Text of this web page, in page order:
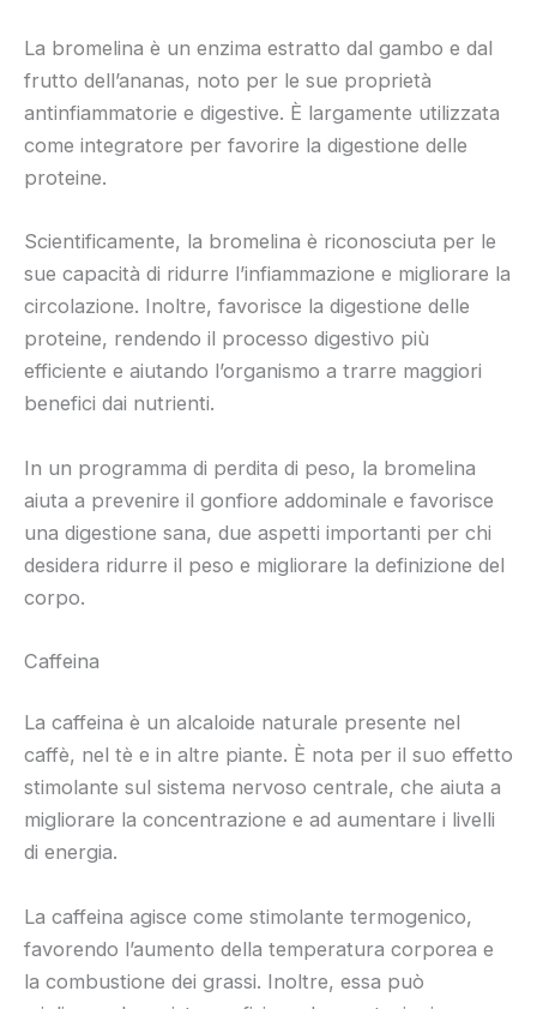
La bromelina è un enzima estratto dal gambo e dal
frutto dell’ananas, noto per le sue proprietà
antinfiammatorie e digestive. È largamente utilizzata
come integratore per favorire la digestione delle
proteine.
Scientificamente, la bromelina è riconosciuta per le
sue capacità di ridurre l’infiammazione e migliorare la
circolazione. Inoltre, favorisce la digestione delle
proteine, rendendo il processo digestivo più
efficiente e aiutando l’organismo a trarre maggiori
benefici dai nutrienti.
In un programma di perdita di peso, la bromelina
aiuta a prevenire il gonfiore addominale e favorisce
una digestione sana, due aspetti importanti per chi
desidera ridurre il peso e migliorare la definizione del
corpo.
Caffeina
La caffeina è un alcaloide naturale presente nel
caffè, nel tè e in altre piante. È nota per il suo effetto
stimolante sul sistema nervoso centrale, che aiuta a
migliorare la concentrazione e ad aumentare i livelli
di energia.
La caffeina agisce come stimolante termogenico,
favorendo l’aumento della temperatura corporea e
la combustione dei grassi. Inoltre, essa può